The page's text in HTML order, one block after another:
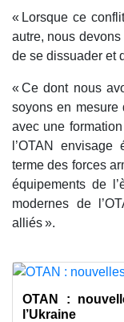
« Lorsque ce
autre, nous
de se dissuader et
« Ce dont nous
soyons en mesure
avec une
l’OTAN
terme des forces
équipements de
modernes de
alliés ».
OTAN :
l’Ukraine